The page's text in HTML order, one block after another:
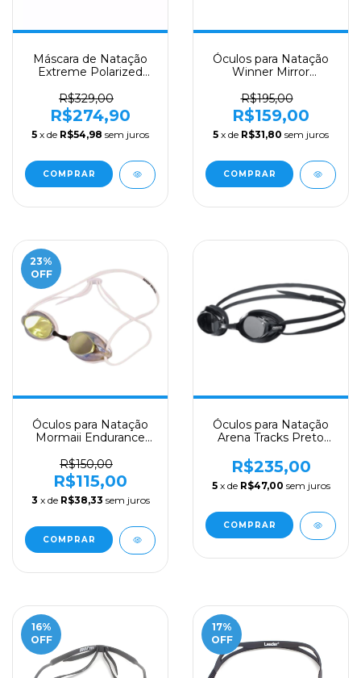
Máscara de Natação
Extreme Polarized
R$329,00
R$274,90
5 x de R$54,98 sem juros
Óculos para Natação
Winner Mirror
R$195,00
R$159,00
5 x de R$31,80 sem juros
23%
OFF
Óculos para Natação
Mormaii Endurance
R$150,00
R$115,00
3 x de R$38,33 sem juros
Óculos para Natação
Arena Tracks Preto
R$235,00
5 x de R$47,00 sem juros
16%
OFF
17%
OFF